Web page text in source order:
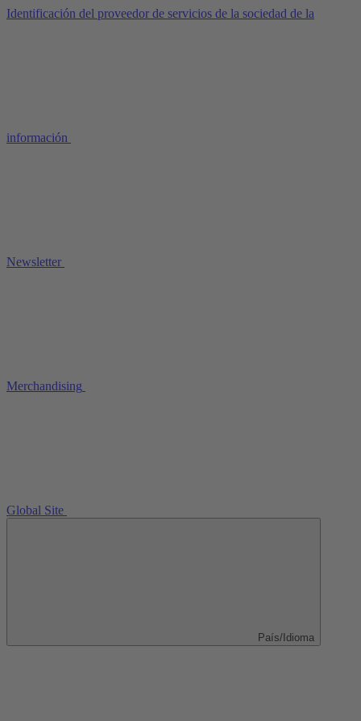
Identificación del proveedor de servicios de la sociedad de la
información
Newsletter
Merchandising
Global Site
País/Idioma